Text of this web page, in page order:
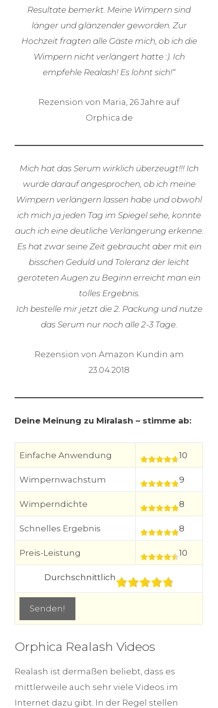
Resultate bemerkt. Meine Wimpern sind
länger und glänzender geworden. Zur
Hochzeit fragten alle Gäste mich, ob ich die
Wimpern nicht verlängert hatte :). Ich
empfehle Realash! Es lohnt sich!“
Rezension von Maria, 26 Jahre auf
Orphica.de
Mich hat das Serum wirklich überzeugt!!! Ich
wurde darauf angesprochen, ob ich meine
Wimpern verlängern lassen habe und obwohl
ich mich ja jeden Tag im Spiegel sehe, konnte
auch ich eine deutliche Verlängerung erkenne.
Es hat zwar seine Zeit gebraucht aber mit ein
bisschen Geduld und Toleranz der leicht
geröteten Augen zu Beginn erreicht man ein
tolles Ergebnis.
Ich bestelle mir jetzt die 2. Packung und nutze
das Serum nur noch alle 2-3 Tage.
Rezension von Amazon Kundin am
23.04.2018
Deine Meinung zu Miralash – stimme ab:
Einfache Anwendung 10
Wimpernwachstum 9
Wimperndichte 8
Schnelles Ergebnis 8
Preis-Leistung 10
Durchschnittlich
Orphica Realash Videos
Realash ist dermaßen beliebt, dass es
mittlerweile auch sehr viele Videos im
Internet dazu gibt. In der Regel stellen